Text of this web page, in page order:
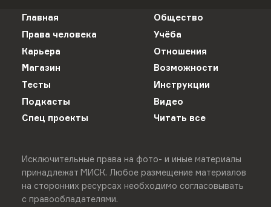
Главная
Общество
Права человека
Учёба
Карьера
Отношения
Магазин
Возможности
Тесты
Инструкции
Подкасты
Видео
Спец проекты
Читать все
Исключительные права на фото- и иные материалы
принадлежат МИСК. Любое размещение материалов
на сторонних ресурсах необходимо согласовывать
с правообладателями.